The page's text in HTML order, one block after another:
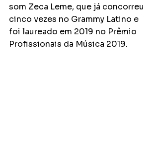
som Zeca Leme, que já concorreu
cinco vezes no Grammy Latino e
foi laureado em 2019 no Prêmio
Profissionais da Música 2019.